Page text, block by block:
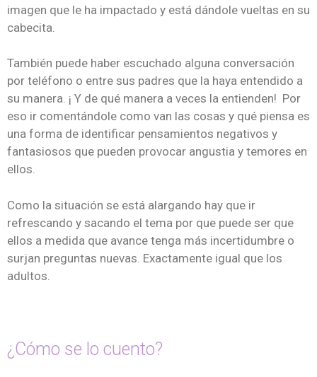
imagen que le ha impactado y está dándole vueltas en su
cabecita.
También puede haber escuchado alguna conversación
por teléfono o entre sus padres que la haya entendido a
su manera. ¡ Y de qué manera a veces la entienden! Por
eso ir comentándole como van las cosas y qué piensa es
una forma de identificar pensamientos negativos y
fantasiosos que pueden provocar angustia y temores en
ellos.
Como la situación se está alargando hay que ir
refrescando y sacando el tema por que puede ser que
ellos a medida que avance tenga más incertidumbre o
surjan preguntas nuevas. Exactamente igual que los
adultos.
¿Cómo se lo cuento?